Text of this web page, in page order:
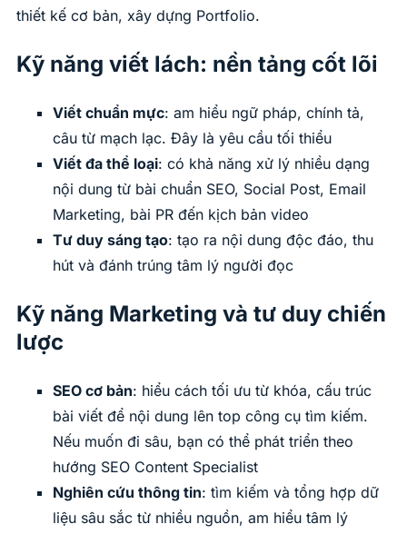
thiết kế cơ bản, xây dựng Portfolio.
Kỹ năng viết lách: nền tảng cốt lõi
Viết chuẩn mực: am hiểu ngữ pháp, chính tả,
câu từ mạch lạc. Đây là yêu cầu tối thiểu
Viết đa thể loại: có khả năng xử lý nhiều dạng
nội dung từ bài chuẩn SEO, Social Post, Email
Marketing, bài PR đến kịch bản video
Tư duy sáng tạo: tạo ra nội dung độc đáo, thu
hút và đánh trúng tâm lý người đọc
Kỹ năng Marketing và tư duy chiến
lược
SEO cơ bản: hiểu cách tối ưu từ khóa, cấu trúc
bài viết để nội dung lên top công cụ tìm kiếm.
Nếu muốn đi sâu, bạn có thể phát triển theo
hướng SEO Content Specialist
Nghiên cứu thông tin: tìm kiếm và tổng hợp dữ
liệu sâu sắc từ nhiều nguồn, am hiểu tâm lý